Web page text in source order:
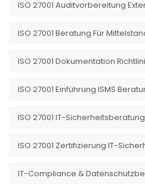
ISO 27001 Auditvorbereitung
ISO 27001 Beratung Für
ISO 27001 Dokumentation
ISO 27001 Einführung ISMS
ISO 27001 IT-
ISO 27001 Zertifizierung IT-
IT-Compliance &